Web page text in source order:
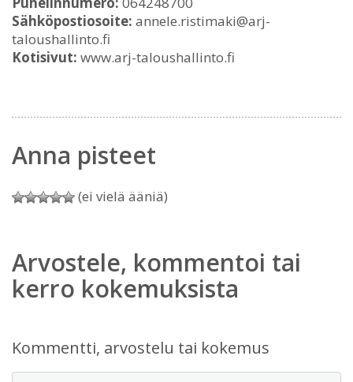
Sähköpostiosoite: annele.ristimaki@arj-
taloushallinto.fi
Kotisivut: www.arj-taloushallinto.fi
Anna pisteet
(ei vielä ääniä)
Arvostele, kommentoi tai
kerro kokemuksista
Kommentti, arvostelu tai kokemus